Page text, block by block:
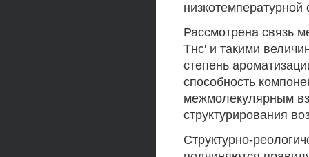
низкотемпературной
Рассмотрена связь
Тнс' и такими
степень
способность
межмолекулярным
структурирования
Структурно-